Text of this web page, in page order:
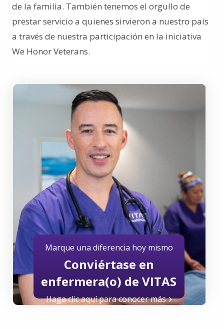
de la familia. También tenemos el orgullo de
prestar servicio a quienes sirvieron a nuestro país
a través de nuestra participación en la iniciativa
We Honor Veterans.
Marque una diferencia hoy mismo
Conviértase en
enfermera(o) de VITAS
Haga clic aquí para conocer más